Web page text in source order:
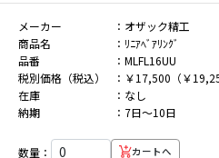
メーカー
オザック精工
商品名
ﾘﾆｱﾍﾞｱﾘﾝｸﾞ
品番
MLFL16UU
税別価格（税込）
￥17,500（￥
在庫
なし
納期
7日～10日
数量： カートへ